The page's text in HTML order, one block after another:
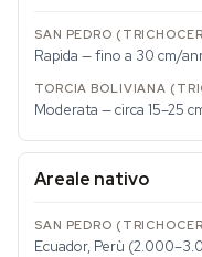
Rapida — fino a 30 cm/
Moderata — circa 15–25
Areale nativo
Ecuador, Perù